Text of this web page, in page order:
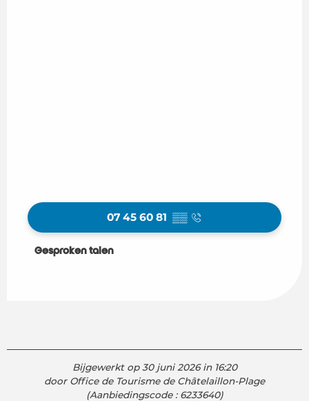
07 45 60 81 ▒▒
Gesproken talen
Gesproken talen
Bijgewerkt op 30 juni 2026 in 16:20
door Office de Tourisme de Châtelaillon-Plage
(Aanbiedingscode : 6233640)